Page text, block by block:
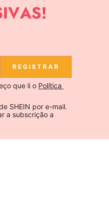
REGISTRAR
que li o Política
SHEIN por e-mail.
a subscrição a